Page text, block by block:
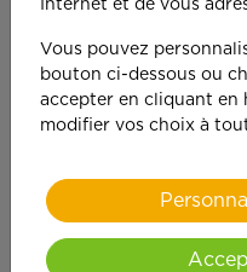
On est
quand
Internet et de vous
Vous pouvez
bouton ci-dessous ou
accepter en cliquant en
modifier vos choix à